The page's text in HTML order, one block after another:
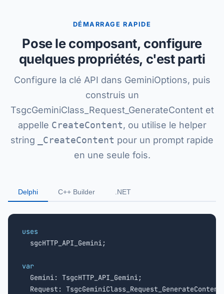
DÉMARRAGE RAPIDE
Pose le composant, configure
quelques propriétés, c'est parti
Configure la clé API dans GeminiOptions, puis
construis un
TsgcGeminiClass_Request_GenerateContent et
appelle CreateContent, ou utilise le helper
string
_CreateContent pour un prompt rapide
en une seule fois.
Delphi C++ Builder .NET
uses
sgcHTTP_API_Gemini;
var
Gemini: TsgcHTTP_API_Gemini;
Request: